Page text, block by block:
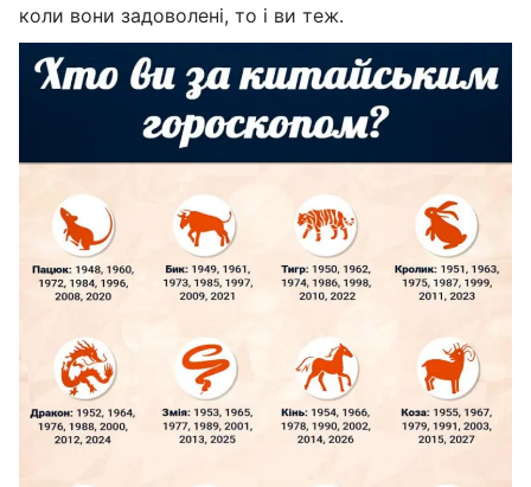
коли вони задоволені, то і ви теж.